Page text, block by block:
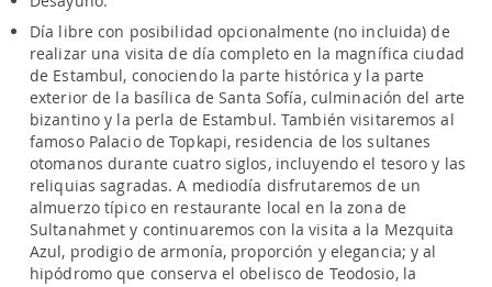
Día libre con posibilidad opcionalmente (no incluida) de
realizar una visita de día completo en la magnífica ciudad
de Estambul, conociendo la parte histórica y la parte
exterior de la basílica de Santa Sofía, culminación del arte
bizantino y la perla de Estambul. También visitaremos al
famoso Palacio de Topkapi, residencia de los sultanes
otomanos durante cuatro siglos, incluyendo el tesoro y las
reliquias sagradas. A mediodía disfrutaremos de un
almuerzo típico en restaurante local en la zona de
Sultanahmet y continuaremos con la visita a la Mezquita
Azul, prodigio de armonía, proporción y elegancia; y al
hipódromo que conserva el obelisco de Teodosio, la